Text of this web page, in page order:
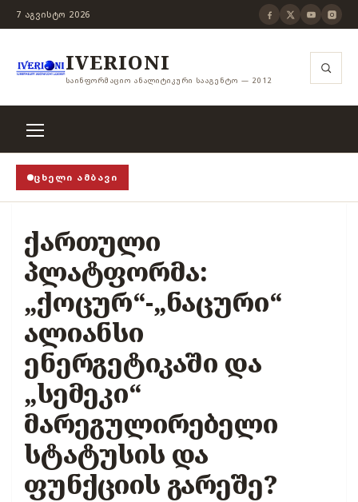
7 ᲐᲒᲕᲘᲡᲢᲝ 2026
IVERIONI
ᲡᲐᲘᲜᲤᲝᲠᲛᲐᲪᲘᲝ ᲐᲜᲐᲚᲘᲢᲘᲙᲣᲠᲘ ᲡᲐᲐᲒᲔᲜᲢᲝ — 2012
ᲪᲮᲔᲚᲘ ᲐᲛᲑᲐᲕᲘ
ჭანჭიკი მოშლილია, ცენზურა უნდა
ქართული
პლატფორმა:
„ქოცურ“-„ნაცური“
ალიანსი
ენერგეტიკაში და
„სემეკი“
მარეგულირებელი
სტატუსის და
ფუნქციის გარეშე?